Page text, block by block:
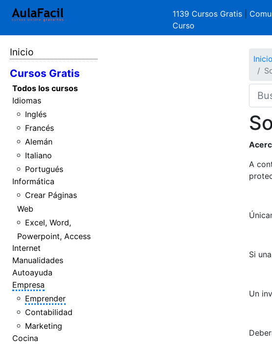
1139 Cursos Gratis
Curso
Inicio
Cursos Gratis
Todos los cursos
Idiomas
Inglés
Francés
Alemán
Italiano
Portugués
Informática
Crear Páginas
Web
Excel, Word,
Powerpoint, Access
Internet
Manualidades
Autoayuda
Empresa
Emprender
Contabilidad
Marketing
Cocina
Inicio
A
Si
Un